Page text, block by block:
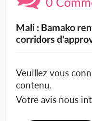
Mali : Bamako
corridors
Veuillez vous
contenu.
Votre avis nous